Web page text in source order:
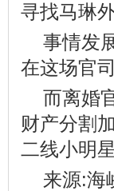
寻找马琳
事情发
在这场官
而离婚
财产分割
二线小明
来源:海